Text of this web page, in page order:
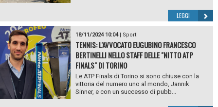
LEGGI
18/11/2024 10:04| Sport
TENNIS: L'AVVOCATO EUGUBINO FRANCESCO
BERTINELLI NELLO STAFF DELLE "NITTO ATP
FINALS" DI TORINO
Le ATP Finals di Torino si sono chiuse con la
vittoria del numero uno al mondo, Jannik
Sinner, e con un successo di pubb...